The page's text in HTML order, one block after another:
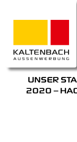
UNSER
2020 –